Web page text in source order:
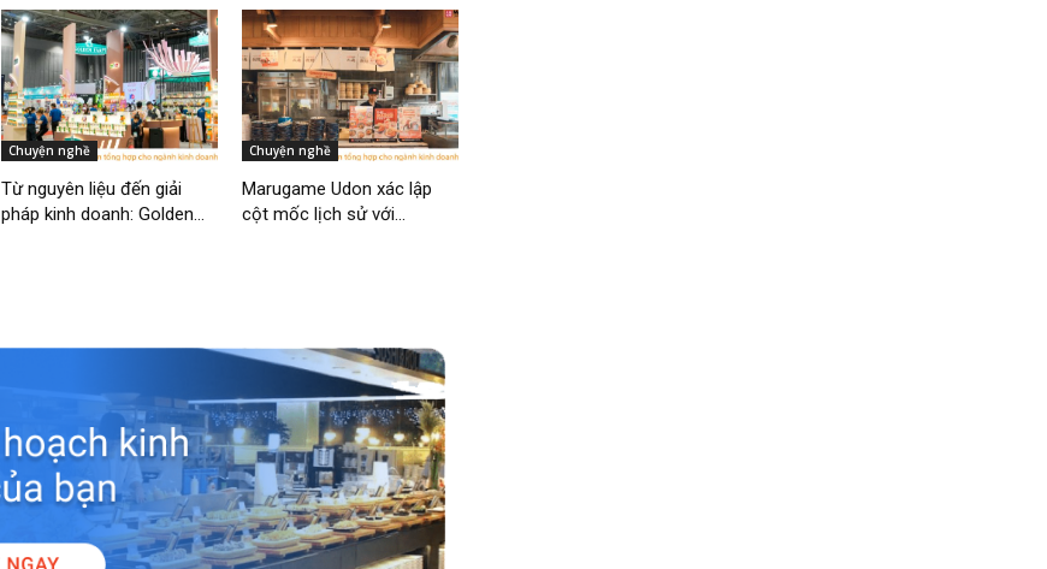
Chuyện nghề
Từ nguyên liệu đến giải
pháp kinh doanh: Golden...
Chuyện nghề
Marugame Udon xác lập
cột mốc lịch sử với...